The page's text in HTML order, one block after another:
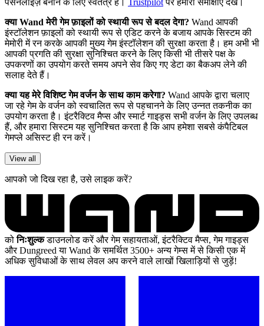
क्या Wand मेरी गेम फ़ाइलों को स्थायी रूप से बदल देगा? Wand आपकी
इंस्टॉलेशन फ़ाइलों को स्थायी रूप से एडिट करने के बजाय आपके सिस्टम की
मेमोरी में रन करके आपकी मुख्य गेम इंस्टॉलेशन की सुरक्षा करता है। हम अभी भी
आपकी प्रगति की सुरक्षा सुनिश्चित करने के लिए किसी भी तीसरे पक्ष के
उपकरणों का उपयोग करते समय अपने सेव किए गए डेटा का बैकअप लेने की
सलाह देते हैं।
क्या यह मेरे विशिष्ट गेम वर्जन के साथ काम करेगा? Wand आपके द्वारा चलाए
जा रहे गेम के वर्जन को स्वचालित रूप से पहचानने के लिए उन्नत तकनीक का
उपयोग करता है। इंटरैक्टिव मैप्स और स्मार्ट गाइड्स सभी वर्जन के लिए उपलब्ध
हैं, और हमारा सिस्टम यह सुनिश्चित करता है कि आप हमेशा सबसे कंपैटिबल
गेमप्ले असिस्ट ही रन करें।
View all
आपको जो दिख रहा है, उसे लाइक करें?
कोनिःशुल्कडाउनलोड करें और गेम सहायताओं, इंटरैक्टिव मैप्स, गेम गाइड्स
और Dungreed या Wand के समर्थित 3500+ अन्य गेम्स में से किसी एक में
अधिक सुविधाओं के साथ लेवल अप करने वाले लाखों खिलाड़ियों से जुड़ें!